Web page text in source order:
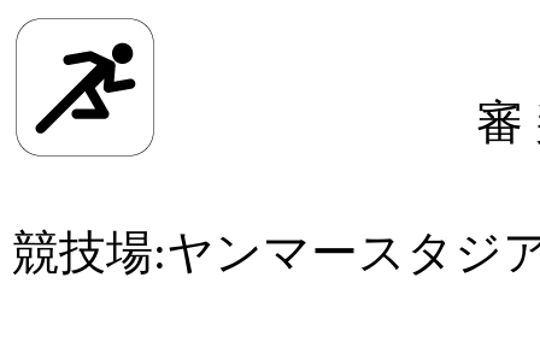
審
競技場:ヤンマースタジ